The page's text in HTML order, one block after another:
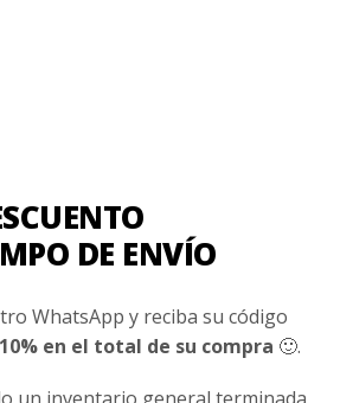
DE ENVÍO
WhatsApp y reciba su código
10% en el total de su compra 🙂.